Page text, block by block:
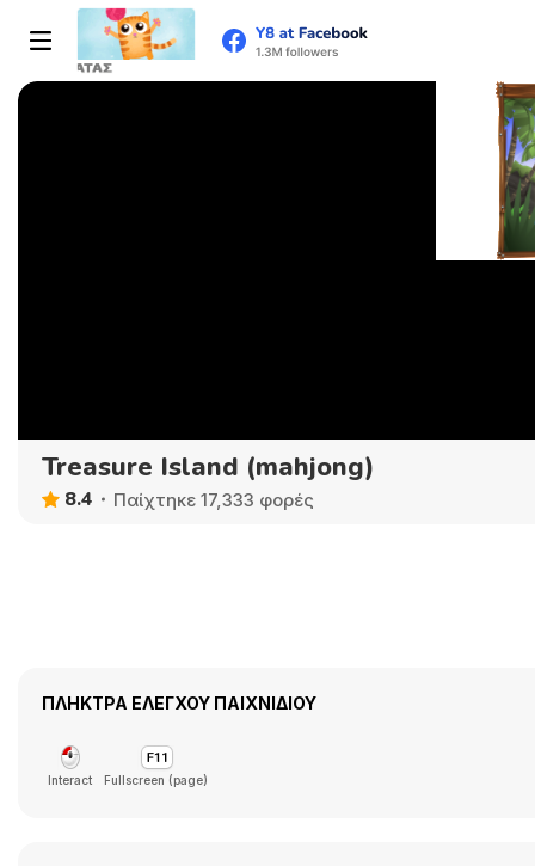
Treasure Island (mahjong)
8.4 Παίχτηκε 17,333 φορές
ΠΛΉΚΤΡΑ ΕΛΈΓΧΟΥ ΠΑΙΧΝΙΔΙΟΎ
Interact Fullscreen (page)